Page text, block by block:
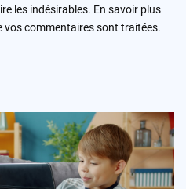
les indésirables. En savoir plus
vos commentaires sont traitées.